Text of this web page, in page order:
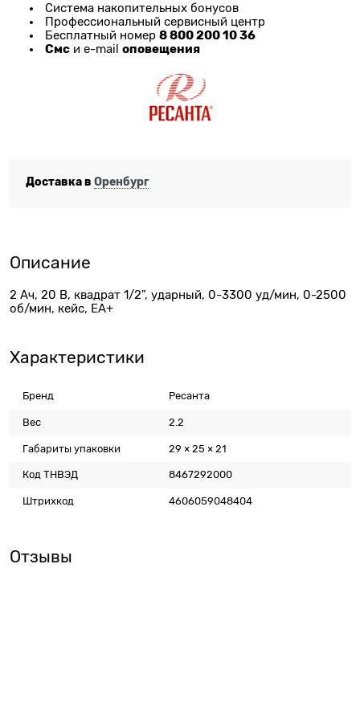
Система накопительных бонусов
Профессиональный сервисный центр
Бесплатный номер 8 800 200 10 36
Смс и e-mail оповещения
Доставка в Оренбург
Описание
2 Ач, 20 В, квадрат 1/2", ударный, 0-3300 уд/мин, 0-2500
об/мин, кейс, ЕА+
Характеристики
Бренд Ресанта
Вес 2.2
Габариты упаковки 29 × 25 × 21
Код ТНВЭД 8467292000
Штрихкод 4606059048404
Отзывы